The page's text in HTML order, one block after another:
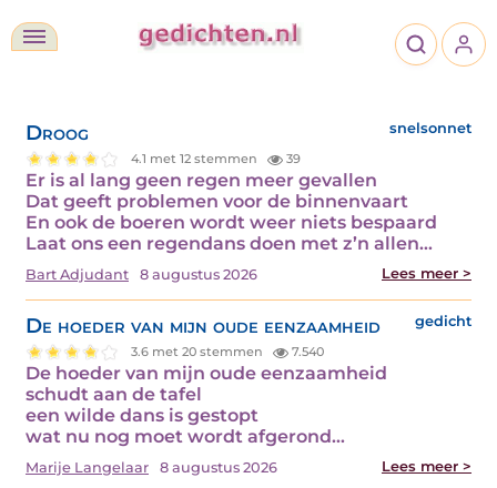
Droog snelsonnet
4.1 met 12 stemmen 39
Er is al lang geen regen meer gevallen
Dat geeft problemen voor de binnenvaart
En ook de boeren wordt weer niets bespaard
Laat ons een regendans doen met z’n allen…
Bart Adjudant 8 augustus 2026 Lees meer >
De hoeder van mijn oude eenzaamheid gedicht
3.6 met 20 stemmen 7.540
De hoeder van mijn oude eenzaamheid
schudt aan de tafel
een wilde dans is gestopt
wat nu nog moet wordt afgerond…
Marije Langelaar 8 augustus 2026 Lees meer >